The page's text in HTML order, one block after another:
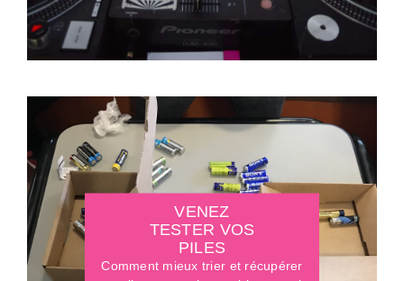
VENEZ
TESTER VOS
PILES
Comment mieux trier et récupérer